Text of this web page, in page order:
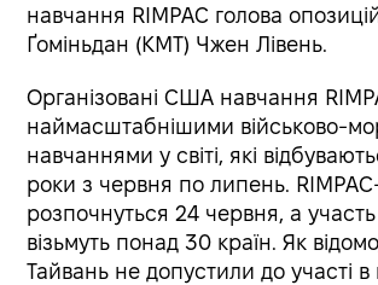
навчання RIMPAC голова
Ґоміньдан (КМТ) Чжен Лівень.
Організовані США навчання
наймасштабнішими військово-
навчаннями у світі, які
роки з червня по липень.
розпочнуться 24 червня, а
візьмуть понад 30 країн. Як
Тайвань не допустили до участі